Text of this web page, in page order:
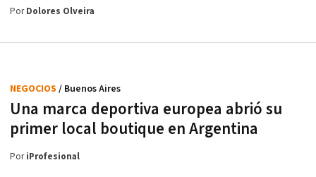
PorDolores Olveira
Una marca deportiva europea abrió su
primer local boutique en Argentina
NEGOCIOS / Buenos Aires
PoriProfesional